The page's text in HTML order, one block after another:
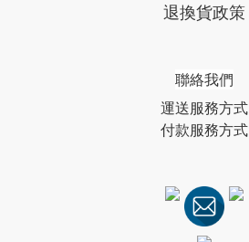
退換貨政策
聯絡我們
運送服務方式
付款服務方式